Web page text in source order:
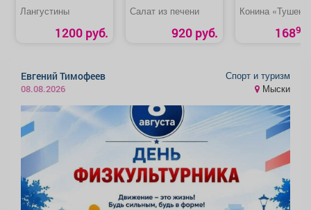
Лангустины
1200 руб.
Салат из печени
920 руб.
Конина
16890
Евгений Тимофеев
08.08.2026
Спорт и туризм
Мыски